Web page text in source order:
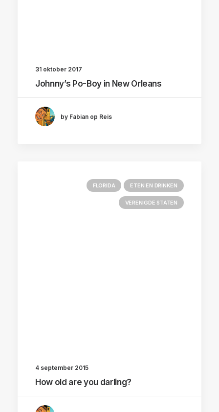
31 oktober 2017
Johnny’s Po-Boy in New Orleans
by Fabian op Reis
FLORIDA ETEN EN DRINKEN
VERENIGDE STATEN
4 september 2015
How old are you darling?